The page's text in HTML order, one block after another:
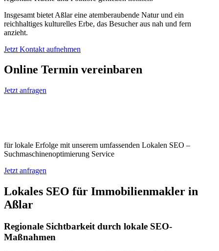
Insgesamt bietet Aßlar eine atemberaubende Natur und ein
reichhaltiges kulturelles Erbe, das Besucher aus nah und fern
anzieht.
Jetzt Kontakt aufnehmen
Online Termin vereinbaren
Jetzt anfragen
für lokale Erfolge mit unserem umfassenden Lokalen SEO –
Suchmaschinenoptimierung Service
Jetzt anfragen
Lokales SEO für Immobilienmakler in
Aßlar
Regionale Sichtbarkeit durch lokale SEO-
Maßnahmen